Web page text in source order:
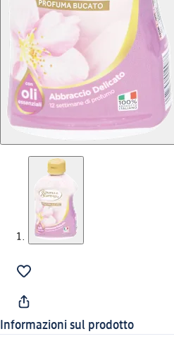
Informazioni sul prodotto